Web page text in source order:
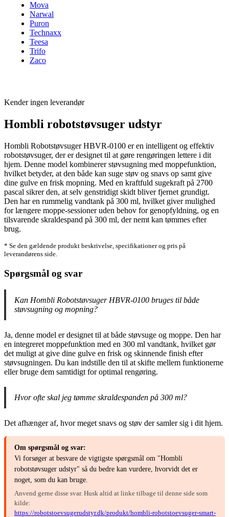
Mova
Narwal
Puron
Technaxx
Teesa
Trifo
Zaco
Kender ingen leverandør
Hombli robotstøvsuger udstyr
Hombli Robotstøvsuger HBVR-0100 er en intelligent og effektiv
robotstøvsuger, der er designet til at gøre rengøringen lettere i dit
hjem. Denne model kombinerer støvsugning med moppefunktion,
hvilket betyder, at den både kan suge støv og snavs op samt give
dine gulve en frisk mopning. Med en kraftfuld sugekraft på 2700
pascal sikrer den, at selv genstridigt skidt bliver fjernet grundigt.
Den har en rummelig vandtank på 300 ml, hvilket giver mulighed
for længere moppe-sessioner uden behov for genopfyldning, og en
tilsvarende skraldespand på 300 ml, der nemt kan tømmes efter
brug.
* Se den gældende produkt beskrivelse, specifikationer og pris på
leverandørens side.
Spørgsmål og svar
Kan Hombli Robotstøvsuger HBVR-0100 bruges til både
støvsugning og mopning?
Ja, denne model er designet til at både støvsuge og moppe. Den har
en integreret moppefunktion med en 300 ml vandtank, hvilket gør
det muligt at give dine gulve en frisk og skinnende finish efter
støvsugningen. Du kan indstille den til at skifte mellem funktionerne
eller bruge dem samtidigt for optimal rengøring.
Hvor ofte skal jeg tømme skraldespanden på 300 ml?
Det afhænger af, hvor meget snavs og støv der samler sig i dit hjem.
Om spørgsmål og svar:
Vi forsøger at besvare de vigtigste spørgsmål om "Hombli
robotstøvsuger udstyr" så du bedre kan vurdere, hvorvidt det er
noget, som du kan bruge.
Anvend gerne disse svar. Husk altid at linke tilbage til denne side som
kilde:
https://robotstoevsugerudstyr.dk/produkt/hombli-robotstoevsuger-smart-